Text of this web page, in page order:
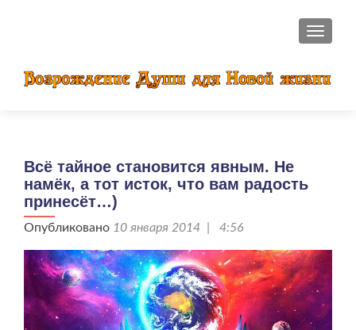
Всё тайное становится явным. Не
намёк, а тот исток, что вам радость
принесёт…)
Опубликовано 10 января 2014 | 4:56